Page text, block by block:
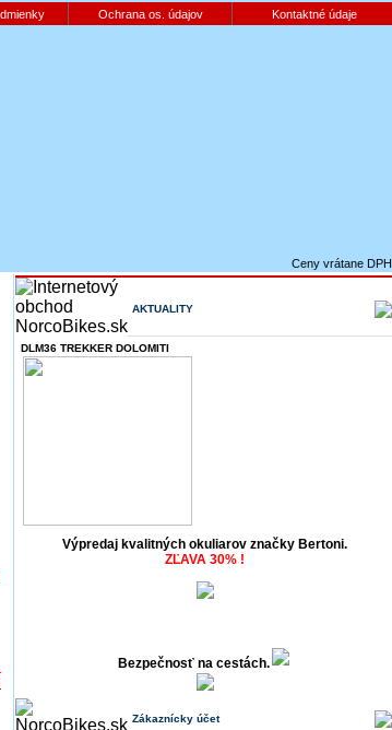
Ochrana os. údajov Kontaktné údaje
Ceny vrátane DPH
AKTUALITY
DLM36 TREKKER DOLOMITI
Výpredaj kvalitných okuliarov značky Bertoni.
ZĽAVA 30% !
Bezpečnosť na cestách.
Zákaznícky účet